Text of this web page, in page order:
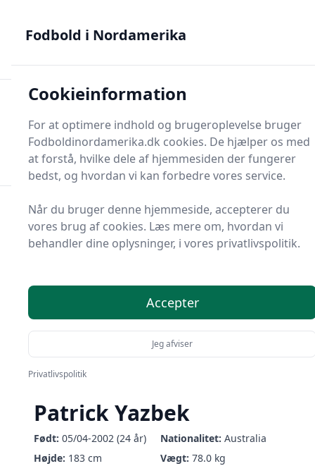
til nordamerikansk fodbold
Fodbold i
Menu
Søg
Patrick Yazbek
Født: 05/04-2002 (24 år) Nationalitet: Australia
Højde: 183 cm Vægt: 78.0 kg
Fodbold i Nordamerika
Cookieinformation
For at optimere indhold og brugeroplevelse bruger
Fodboldinordamerika.dk cookies. De hjælper os med
at forstå, hvilke dele af hjemmesiden der fungerer
bedst, og hvordan vi kan forbedre vores service.
Når du bruger denne hjemmeside, accepterer du
vores brug af cookies. Læs mere om, hvordan vi
behandler dine oplysninger, i vores privatlivspolitik.
Accepter
Jeg afviser
Privatlivspolitik